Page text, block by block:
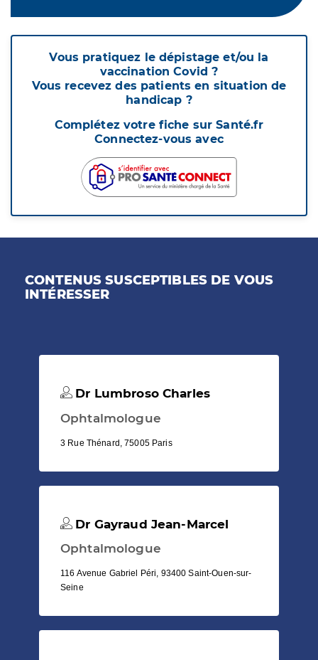
Vous pratiquez le dépistage et/ou la
vaccination Covid ?
Vous recevez des patients en situation de
handicap ?
Complétez votre fiche sur Santé.fr
Connectez-vous avec
CONTENUS SUSCEPTIBLES DE VOUS
INTÉRESSER
Dr Lumbroso Charles
Ophtalmologue
3 Rue Thénard, 75005 Paris
Dr Gayraud Jean-Marcel
Ophtalmologue
116 Avenue Gabriel Péri, 93400 Saint-Ouen-sur-
Seine